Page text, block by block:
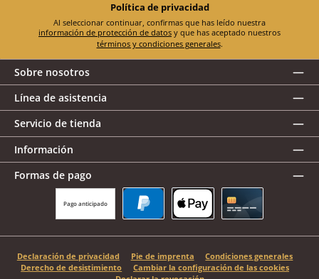
Política de privacidad
información de protección de datos
términos y condiciones generales.
Sobre nosotros
Línea de asistencia
Servicio de tienda
Información
Formas de pago
Pago anticipado
Declaración de privacidad Pie de imprenta
Condiciones generales
Derecho de desistimiento
Cambiar la configuración de las cookies